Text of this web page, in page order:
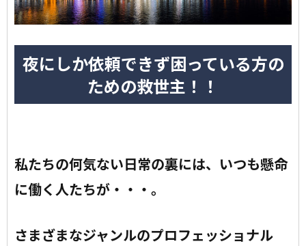
夜にしか依頼できず困っている方の
ための救世主！！
私たちの何気ない日常の裏には、いつも懸命
に働く人たちが・・・。
さまざまなジャンルのプロフェッショナル